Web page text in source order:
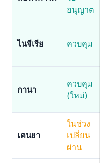
อนุญาต
ไนจีเรีย ควบคุม
กานา
ควบคุม
(ใหม่)
เคนยา
ในช่วง
เปลี่ยน
ผ่าน